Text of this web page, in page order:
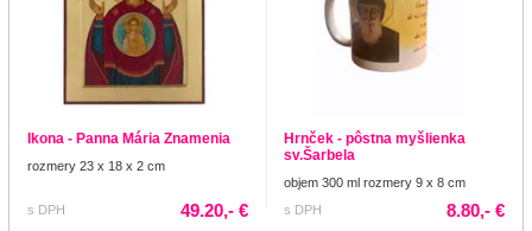
Ikona - Panna Mária Znamenia
rozmery 23 x 18 x 2 cm
s DPH 49.20,- €
Hrnček - pôstna myšlienka
sv.Šarbela
objem 300 ml rozmery 9 x 8 cm
s DPH
8.80,- €